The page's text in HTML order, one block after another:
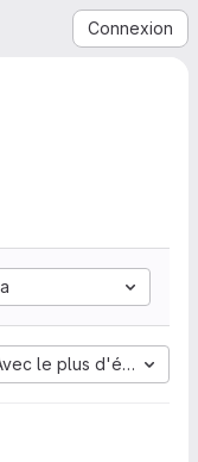
Connexion
le plus d'étoiles